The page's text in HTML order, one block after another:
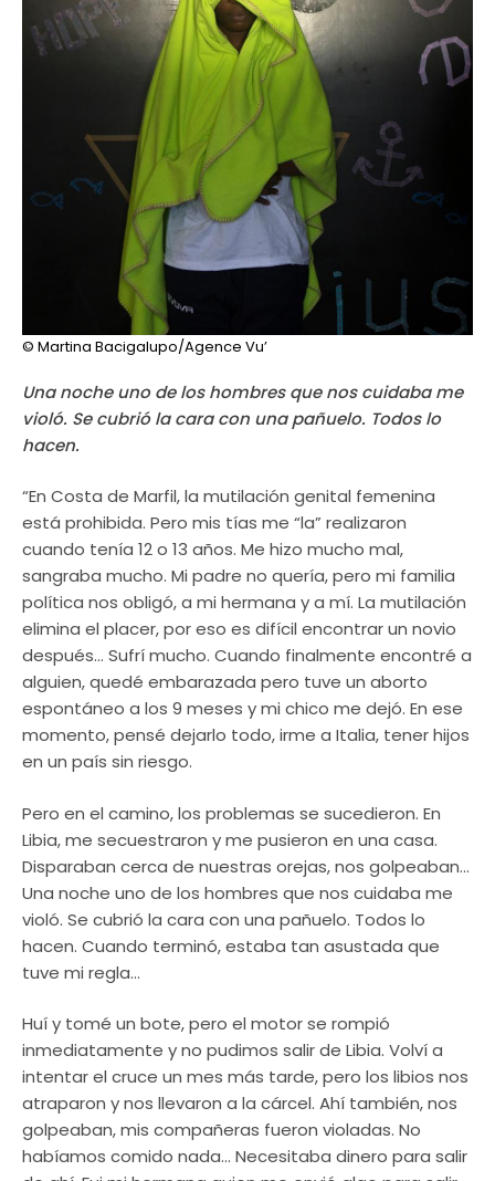
© Martina Bacigalupo/Agence Vu’
Una noche uno de los hombres que nos cuidaba me
violó. Se cubrió la cara con una pañuelo. Todos lo
hacen.
“En Costa de Marfil, la mutilación genital femenina
está prohibida. Pero mis tías me “la” realizaron
cuando tenía 12 o 13 años. Me hizo mucho mal,
sangraba mucho. Mi padre no quería, pero mi familia
política nos obligó, a mi hermana y a mí. La mutilación
elimina el placer, por eso es difícil encontrar un novio
después… Sufrí mucho. Cuando finalmente encontré a
alguien, quedé embarazada pero tuve un aborto
espontáneo a los 9 meses y mi chico me dejó. En ese
momento, pensé dejarlo todo, irme a Italia, tener hijos
en un país sin riesgo.
Pero en el camino, los problemas se sucedieron. En
Libia, me secuestraron y me pusieron en una casa.
Disparaban cerca de nuestras orejas, nos golpeaban…
Una noche uno de los hombres que nos cuidaba me
violó. Se cubrió la cara con una pañuelo. Todos lo
hacen. Cuando terminó, estaba tan asustada que
tuve mi regla…
Huí y tomé un bote, pero el motor se rompió
inmediatamente y no pudimos salir de Libia. Volví a
intentar el cruce un mes más tarde, pero los libios nos
atraparon y nos llevaron a la cárcel. Ahí también, nos
golpeaban, mis compañeras fueron violadas. No
habíamos comido nada… Necesitaba dinero para salir